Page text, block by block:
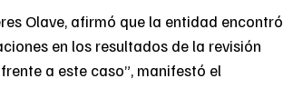
Olave, afirmó que la entidad encontró
en los resultados de la revisión
a este caso”, manifestó el